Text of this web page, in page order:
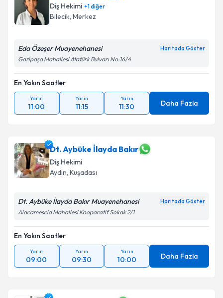
Diş Hekimi +1diğer
Bilecik, Merkez
Eda Özeşer Muayenehanesi Haritada Göster
Gazipaşa Mahallesi Atatürk Bulvarı No:16/4
En Yakın Saatler
Yarın
11:00
Yarın
11:15
Yarın
11:30 Daha Fazla
Dt. Aybüke İlayda Bakır
Diş Hekimi
Aydın, Kuşadası
Dt. Aybüke İlayda Bakır Muayenehanesi Haritada Göster
Alacamescid Mahallesi Kooparatif Sokak 2/1
En Yakın Saatler
Yarın
09:00
Yarın
09:30
Yarın
10:00 Daha Fazla